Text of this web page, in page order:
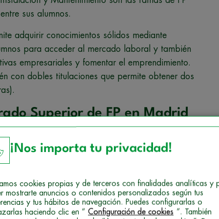
sus alumnos.
adquirir conocimientos sólidos mediante
para acceder al mercado laboral y también
empresariales y fomentar el emprendimiento.
con dobles titulaciones que permite obtener dos
Superior de FP en Madrid
comprueba que cumples estos requisitos:
o de un certificado acreditativo de haber
modalidad de Bachillerato experimental.
(COU) y también el Bachillerato
¡Nos importa tu privacidad!
cookies propias y de terceros con finalidades analíticas y
mostrarte anuncios o contenidos personalizados según tus
y tus hábitos de navegación. Puedes configurarlas o
haciendo clic en “ Configuración de cookies ”. También